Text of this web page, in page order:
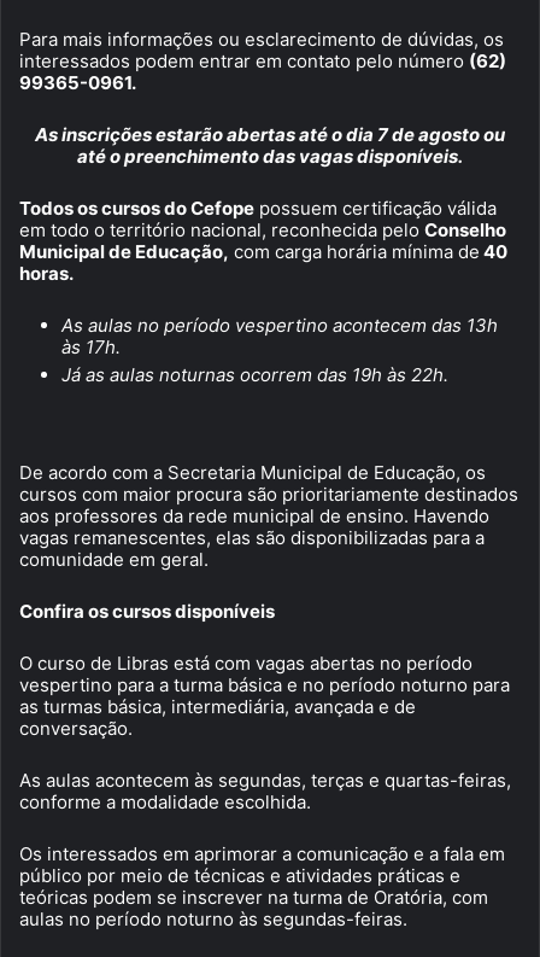
Para mais informações ou esclarecimento de dúvidas, os
interessados podem entrar em contato pelo número (62)
99365-0961.
As inscrições estarão abertas até o dia 7 de agosto ou
até o preenchimento das vagas disponíveis.
Todos os cursos do Cefope possuem certificação válida
em todo o território nacional, reconhecida pelo Conselho
Municipal de Educação, com carga horária mínima de 40
horas.
As aulas no período vespertino acontecem das 13h
às 17h.
Já as aulas noturnas ocorrem das 19h às 22h.
De acordo com a Secretaria Municipal de Educação, os
cursos com maior procura são prioritariamente destinados
aos professores da rede municipal de ensino. Havendo
vagas remanescentes, elas são disponibilizadas para a
comunidade em geral.
Confira os cursos disponíveis
O curso de Libras está com vagas abertas no período
vespertino para a turma básica e no período noturno para
as turmas básica, intermediária, avançada e de
conversação.
As aulas acontecem às segundas, terças e quartas-feiras,
conforme a modalidade escolhida.
Os interessados em aprimorar a comunicação e a fala em
público por meio de técnicas e atividades práticas e
teóricas podem se inscrever na turma de Oratória, com
aulas no período noturno às segundas-feiras.